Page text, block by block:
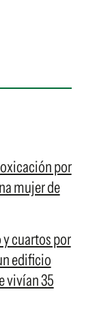
por
mujer de
cuartos por
edificio
vivían 35